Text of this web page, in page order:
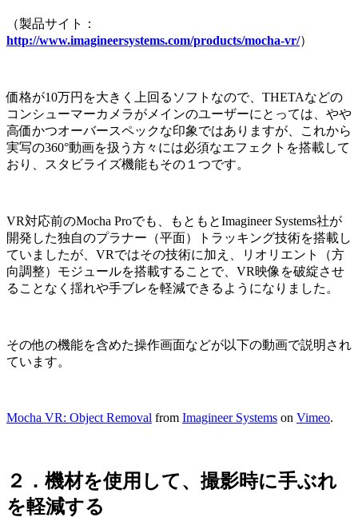
（製品サイト：
http://www.imagineersystems.com/products/mocha-vr/）
価格が10万円を大きく上回るソフトなので、THETAなどの
コンシューマーカメラがメインのユーザーにとっては、やや
高価かつオーバースペックな印象ではありますが、これから
実写の360°動画を扱う方々には必須なエフェクトを搭載して
おり、スタビライズ機能もその１つです。
VR対応前のMocha Proでも、もともとImagineer Systems社が
開発した独自のプラナー（平面）トラッキング技術を搭載し
ていましたが、VRではその技術に加え、リオリエント（方
向調整）モジュールを搭載することで、VR映像を破綻させ
ることなく揺れや手ブレを軽減できるようになりました。
その他の機能を含めた操作画面などが以下の動画で説明され
ています。
Mocha VR: Object Removal from Imagineer Systems on Vimeo.
２．機材を使用して、撮影時に手ぶれ
を軽減する